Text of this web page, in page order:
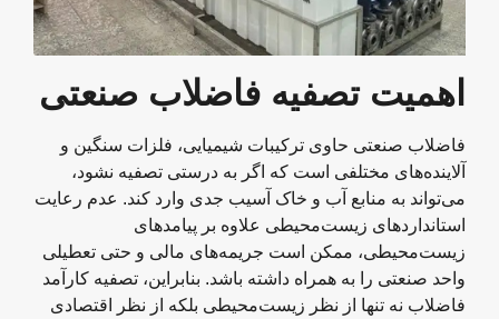
اهمیت تصفیه فاضلاب صنعتی
فاضلاب صنعتی حاوی ترکیبات شیمیایی، فلزات سنگین و
آلاینده‌های مختلفی است که اگر به درستی تصفیه نشود،
می‌تواند به منابع آب و خاک آسیب جدی وارد کند. عدم رعایت
استانداردهای زیست‌محیطی علاوه بر پیامدهای
زیست‌محیطی، ممکن است جریمه‌های مالی و حتی تعطیلی
واحد صنعتی را به همراه داشته باشد. بنابراین، تصفیه کارآمد
فاضلاب نه تنها از نظر زیست‌محیطی بلکه از نظر اقتصادی